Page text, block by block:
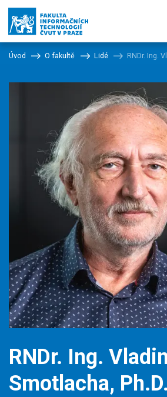
Úvod O fakultě Lidé RNDr. Ing.
RNDr. Ing.
Smotlacha, Ph.D.